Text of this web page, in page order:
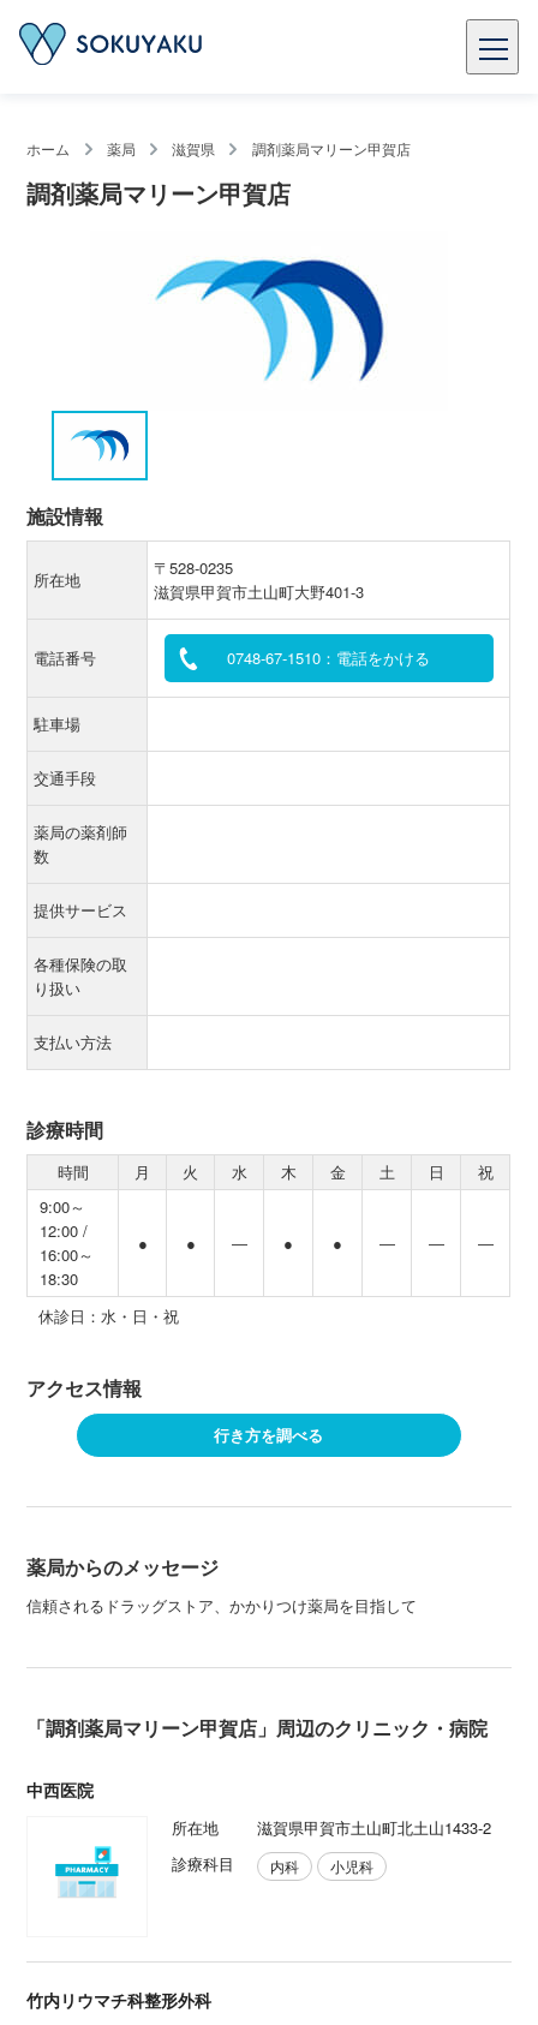
ホーム 薬局 滋賀県 調剤薬局マリーン甲賀店
調剤薬局マリーン甲賀店
施設情報
所在地
〒528-0235
滋賀県甲賀市土山町大野401-3
電話番号 0748-67-1510：電話をかける
駐車場
交通手段
薬局の薬剤師
数
提供サービス
各種保険の取
り扱い
支払い方法
診療時間
時間 月 火 水 木 金 土 日
祝
9:00～
12:00 /
16:00～
18:30
● ● ― ● ● ― ― ―
休診日：水・日・祝
アクセス情報
行き方を調べる
薬局からのメッセージ
信頼されるドラッグストア、かかりつけ薬局を目指して
「調剤薬局マリーン甲賀店」周辺のクリニック・病院
中西医院
所在地
滋賀県甲賀市土山町北土山1433-2
診療科目
内科 小児科
竹内リウマチ科整形外科